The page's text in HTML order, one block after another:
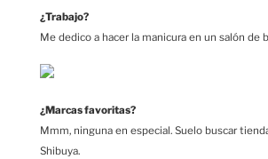
¿Trabajo?
Me dedico a hacer la manicura en un salón de
¿Marcas favoritas?
Mmm, ninguna en especial. Suelo buscar
Shibuya.